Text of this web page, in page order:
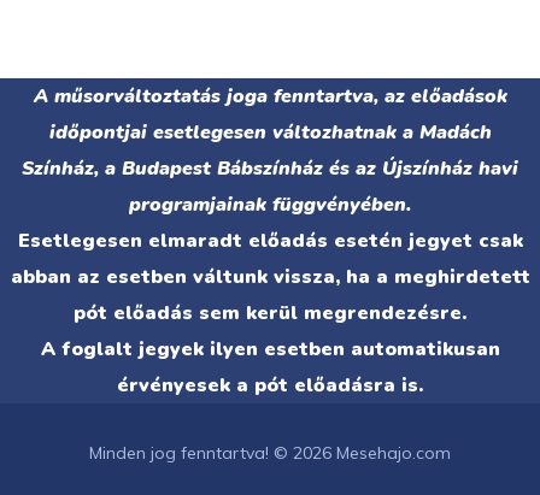
A műsorváltoztatás joga fenntartva, az előadások
időpontjai esetlegesen változhatnak a Madách
Színház, a Budapest Bábszínház és az Újszínház havi
programjainak függvényében.
Esetlegesen elmaradt előadás esetén jegyet csak
abban az esetben váltunk vissza, ha a meghirdetett
pót előadás sem kerül megrendezésre.
A foglalt jegyek ilyen esetben automatikusan
érvényesek a pót előadásra is.
Minden jog fenntartva! © 2026 Mesehajo.com